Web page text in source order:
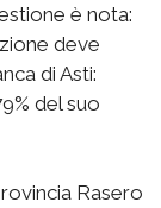
è nota:
deve
di Asti:
del suo
Rasero